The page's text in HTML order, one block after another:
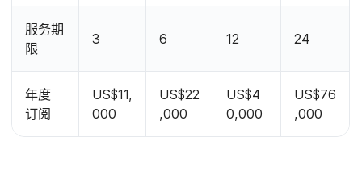
服务期​
限
3 6 12 24
年​度​
订阅
US$11,
000
US$22
,000
US$4
0,000
US$76
,000